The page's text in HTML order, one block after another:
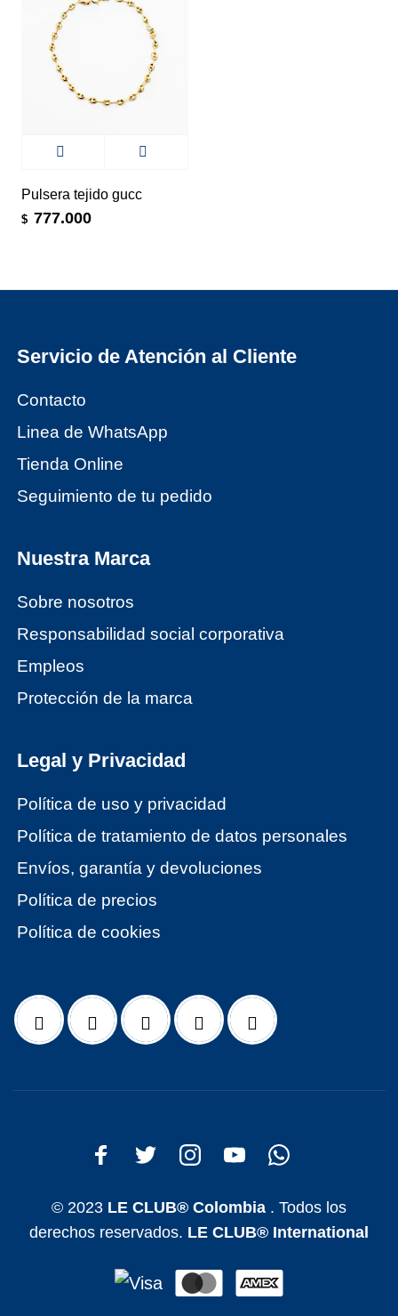
Pulsera tejido gucc
$ 777.000
Servicio de Atención al Cliente
Contacto
Linea de WhatsApp
Tienda Online
Seguimiento de tu pedido
Nuestra Marca
Sobre nosotros
Responsabilidad social corporativa
Empleos
Protección de la marca
Legal y Privacidad
Política de uso y privacidad
Política de tratamiento de datos personales
Envíos, garantía y devoluciones
Política de precios
Política de cookies
© 2023 LE CLUB® Colombia . Todos los
derechos reservados. LE CLUB® International